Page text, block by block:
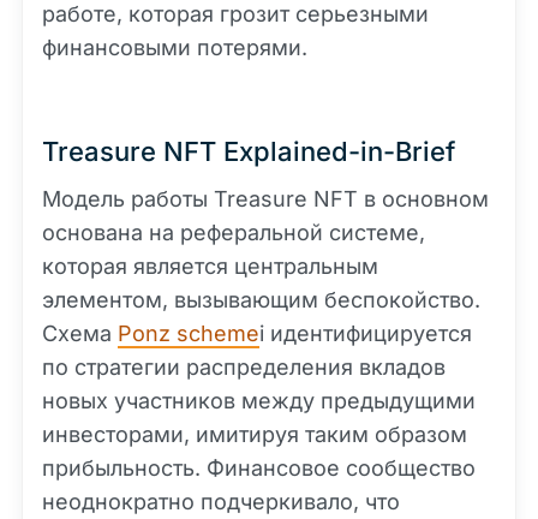
работе, которая грозит серьезными
финансовыми потерями.
Treasure NFT Explained-in-Brief
Модель работы Treasure NFT в основном
основана на реферальной системе,
которая является центральным
элементом, вызывающим беспокойство.
Схема Ponz schemei идентифицируется
по стратегии распределения вкладов
новых участников между предыдущими
инвесторами, имитируя таким образом
прибыльность. Финансовое сообщество
неоднократно подчеркивало, что